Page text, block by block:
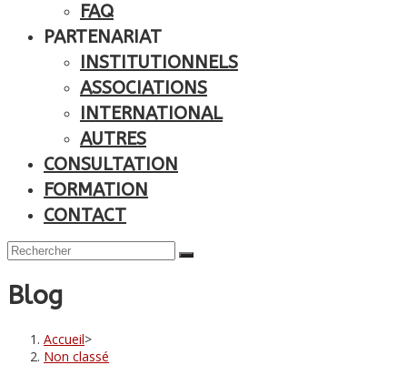
FAQ
PARTENARIAT
INSTITUTIONNELS
ASSOCIATIONS
INTERNATIONAL
AUTRES
CONSULTATION
FORMATION
CONTACT
Blog
Accueil>
Non classé